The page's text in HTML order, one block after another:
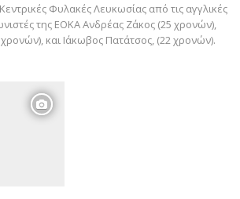
Φυλακές Λευκωσίας από τις αγγλικές
της ΕΟΚΑ Ανδρέας Ζάκος (25 χρονών),
και Ιάκωβος Πατάτσος, (22 χρονών).